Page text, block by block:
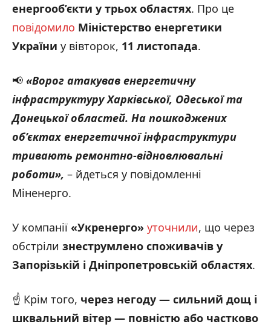
енергооб’єкти у трьох областях. Про це
повідомило Міністерство енергетики
України у вівторок, 11 листопада.
📢 «Ворог атакував енергетичну
інфраструктуру Харківської, Одеської та
Донецької областей. На пошкоджених
об’єктах енергетичної інфраструктури
тривають ремонтно-відновлювальні
роботи», – йдеться у повідомленні
Міненерго.
У компанії «Укренерго» уточнили, що через
обстріли знеструмлено споживачів у
Запорізькій і Дніпропетровській областях.
☝️ Крім того, через негоду — сильний дощ і
шквальний вітер — повністю або частково